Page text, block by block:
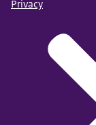
Privacy